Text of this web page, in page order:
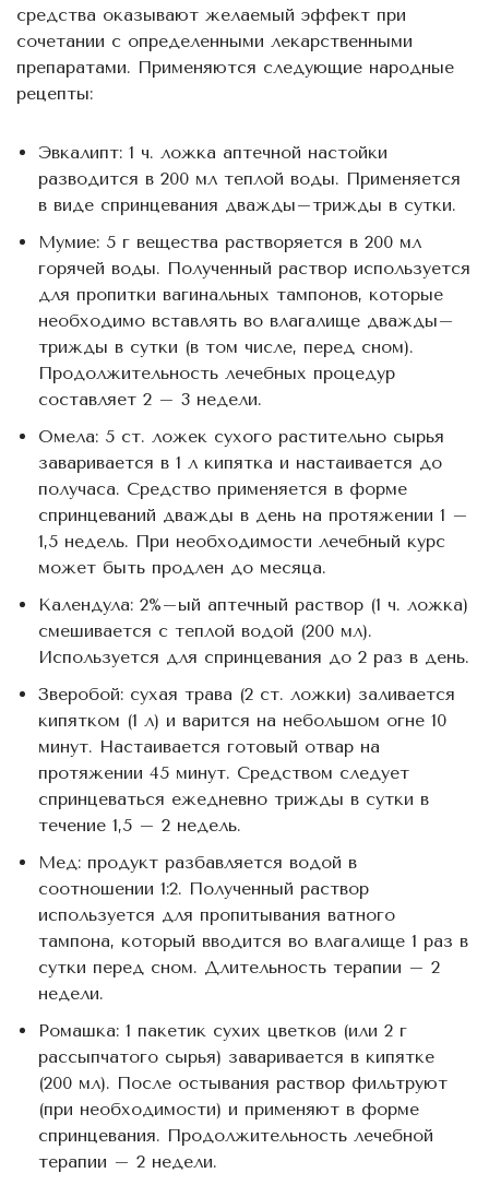
средства оказывают желаемый эффект при
сочетании с определенными лекарственными
препаратами. Применяются следующие народные
рецепты:
Эвкалипт: 1 ч. ложка аптечной настойки
разводится в 200 мл теплой воды. Применяется
в виде спринцевания дважды–трижды в сутки.
Мумие: 5 г вещества растворяется в 200 мл
горячей воды. Полученный раствор используется
для пропитки вагинальных тампонов, которые
необходимо вставлять во влагалище дважды–
трижды в сутки (в том числе, перед сном).
Продолжительность лечебных процедур
составляет 2 – 3 недели.
Омела: 5 ст. ложек сухого растительно сырья
заваривается в 1 л кипятка и настаивается до
получаса. Средство применяется в форме
спринцеваний дважды в день на протяжении 1 –
1,5 недель. При необходимости лечебный курс
может быть продлен до месяца.
Календула: 2%–ый аптечный раствор (1 ч. ложка)
смешивается с теплой водой (200 мл).
Используется для спринцевания до 2 раз в день.
Зверобой: сухая трава (2 ст. ложки) заливается
кипятком (1 л) и варится на небольшом огне 10
минут. Настаивается готовый отвар на
протяжении 45 минут. Средством следует
спринцеваться ежедневно трижды в сутки в
течение 1,5 – 2 недель.
Мед: продукт разбавляется водой в
соотношении 1:2. Полученный раствор
используется для пропитывания ватного
тампона, который вводится во влагалище 1 раз в
сутки перед сном. Длительность терапии – 2
недели.
Ромашка: 1 пакетик сухих цветков (или 2 г
рассыпчатого сырья) заваривается в кипятке
(200 мл). После остывания раствор фильтруют
(при необходимости) и применяют в форме
спринцевания. Продолжительность лечебной
терапии – 2 недели.